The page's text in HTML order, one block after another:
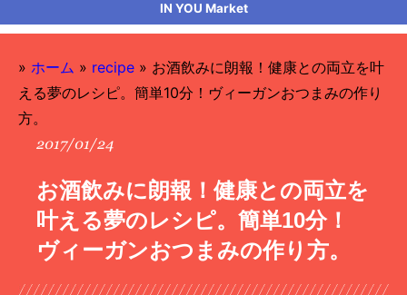
IN YOU Market
» ホーム » recipe » お酒飲みに朗報！健康との両立を叶
える夢のレシピ。簡単10分！ヴィーガンおつまみの作り
方。
2017/01/24
お酒飲みに朗報！健康との両立を
叶える夢のレシピ。簡単10分！
ヴィーガンおつまみの作り方。